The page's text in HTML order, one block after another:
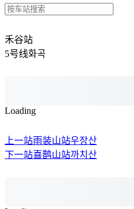
禾谷站
5号线화곡
Loading
上一站雨装山站우장산
下一站喜鹊山站까치산